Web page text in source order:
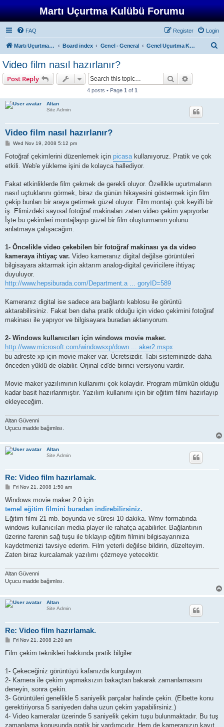
Martı Uçurtma Kulübü Forumu
FAQ Login
Register
Martı Uçurtma Kulübü Board index Genel - General Genel Uçurtma Konuları - General Kite Topics
Video film nasıl hazırlanır?
Post Reply Search
4 posts • Page 1 of 1
Altan
Site Admin
Video film nasıl hazırlanır?
P
s
Wed Nov 19, 2008 5:12 pm
Fotoğraf çekimlerini düzenlemek için picasakullanıyoruz. Pratik ve çok
etkili. Web'e yükleme işini de kolayca hallediyor.
Fakat etkinliklerde film çekmek de gerekli oluyor. Özellikle uçurtmaların
nasıl uçtuklarını görmek, biraz da günün hikayesini göstermek için film
çekip bunları bir araya getirmek güzel oluyor. Film montajı çok keyifli bir
iş. Elimizdeki sayısal fotoğraf makinaları zaten video çekim yapıyorlar.
İşte bu çekimleri montajlayıp güzel bir film oluşturmanın yolunu
anlatmaya çalışacağım.
1- Öncelikle video çekebilen bir fotoğraf makinası ya da video
kameraya ihtiyaç var. Video kameranız digital değilse görüntüleri
bilgisayara aktarmak için aktarım analog-digital çeviricilere ihtiyaç
duyuluyor.
http://www.hepsiburada.com/Department.a ... goryID=589
Kameranız digital ise sadece ara bağlantı kablosu ile görüntü
aktarabilirsiniz. Fakat ben daha pratik olduğu için video çekimini fotoğraf
makinası ile yapıyor ve bilgisayara buradan aktarıyorum.
2- Windows kullanıcıları için windows movie maker.
http://www.microsoft.com/windowsxp/down ... aker2.mspx
bu adreste xp için movie maker var. Ücretsizdir. Tabi sisteminizde daha
önceden yüklü de olabilir. Orjinal cd'de birinci versiyonu vardır.
Movie maker yazılımının kullanımı çok kolaydır. Program mümkün olduğu
kadar basit hazırlanmıştır. Yazılım kullanımı için bir eğitim filmi hazırlayıp
ekleyeceğim.
Altan Güvenni
Uçucu madde bağımlısı.
Altan
Site Admin
Re: Video film hazırlamak.
P
s
Fri Nov 21, 2008 1:50 am
Windows movie maker 2.0 için
temel eğitim filmini buradan indirebilirsiniz.
Eğitim filmi 21 mb. boyunda ve süresi 10 dakika. Wmv formatında
windows kullanıcıları media player ile rahatça açabilirler. Bağlantının
üzerine farenin sağ tuşu ile tıklayıp eğitim filmini bilgisayarınıza
kaydetmenizi tavsiye ederim. Film yeterli değilse bildirin, düzelteyim.
Zaten biraz kurcalamak yazılımı çözmeye yetecektir.
Altan Güvenni
Uçucu madde bağımlısı.
Altan
Site Admin
Re: Video film hazırlamak.
P
s
Fri Nov 21, 2008 2:20 am
Film çekim teknikleri hakkında pratik bilgiler.
1- Çekeceğiniz görüntüyü kafanızda kurgulayın.
2- Kamera ile çekim yapmaksızın bakaçtan bakarak zamanlamasını
deneyin, sonra çekin.
3- Görüntüleri genellikle 5 saniyelik parçalar halinde çekin. (Elbette konu
gerektiriyorsa 5 saniyeden daha uzun çekim yapabilirsiniz.)
4- Video kameralar üzerinde 5 saniyelik çekim tuşu bulunmaktadır. Bu tuş
zamanlama konusunda pratik bir yardımcıdır. Hem de kameranızın kayıt